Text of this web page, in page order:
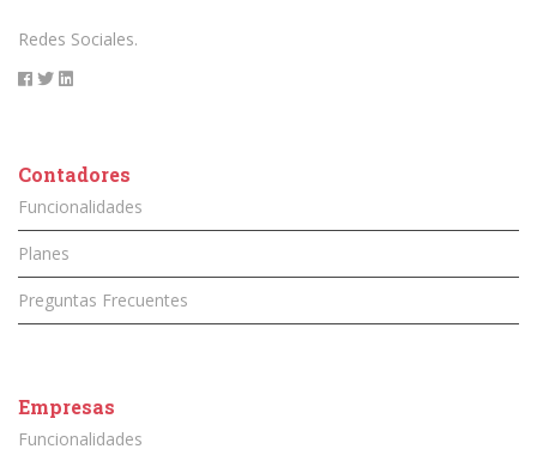
Redes Sociales.
Contadores
Funcionalidades
Planes
Preguntas Frecuentes
Empresas
Funcionalidades